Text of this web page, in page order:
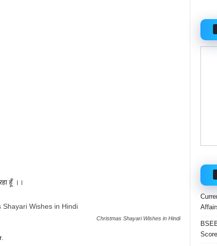
हूँ ।।
Christmas Shayari Wishes in Hindi